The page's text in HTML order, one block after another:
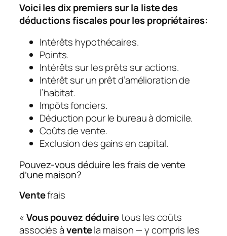
Voici les dix premiers sur la liste des
déductions fiscales pour les propriétaires:
Intérêts hypothécaires.
Points.
Intérêts sur les prêts sur actions.
Intérêt sur un prêt d’amélioration de
l’habitat.
Impôts fonciers.
Déduction pour le bureau à domicile.
Coûts de vente.
Exclusion des gains en capital.
Pouvez-vous déduire les frais de vente
d’une maison?
Ventefrais
«Vous pouvez déduiretous les coûts
associés àventela maison — y compris les